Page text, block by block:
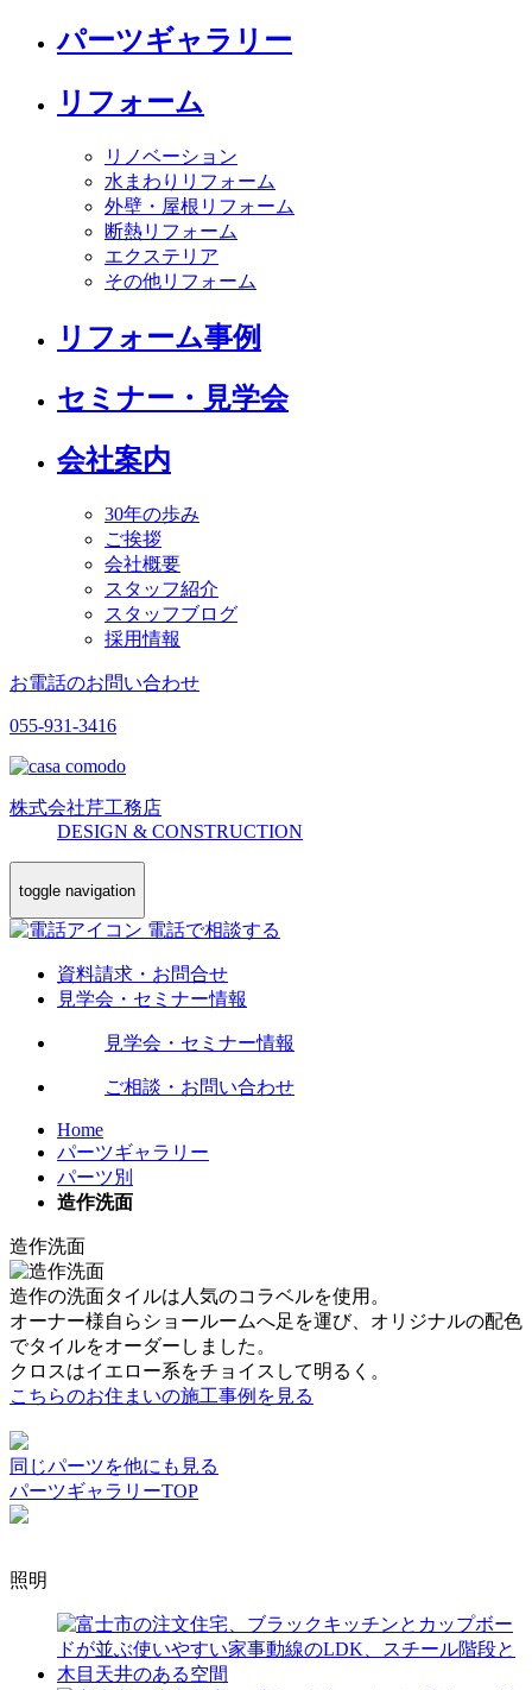
パーツギャラリー
リフォーム
リノベーション
水まわりリフォーム
外壁・屋根リフォーム
断熱リフォーム
エクステリア
その他リフォーム
リフォーム事例
セミナー・見学会
会社案内
30年の歩み
ご挨拶
会社概要
スタッフ紹介
スタッフブログ
採用情報
お電話のお問い合わせ
055-931-3416
株式会社芹工務店
DESIGN & CONSTRUCTION
toggle navigation
電話で相談する
資料請求・お問合せ
見学会・セミナー情報
見学会・セミナー情報
ご相談・お問い合わせ
Home
パーツギャラリー
パーツ別
造作洗面
造作洗面
造作の洗面タイルは人気のコラベルを使用。
オーナー様自らショールームへ足を運び、オリジナルの配色
でタイルをオーダーしました。
クロスはイエロー系をチョイスして明るく。
こちらのお住まいの施工事例を見る
同じパーツを他にも見る
パーツギャラリーTOP
照明